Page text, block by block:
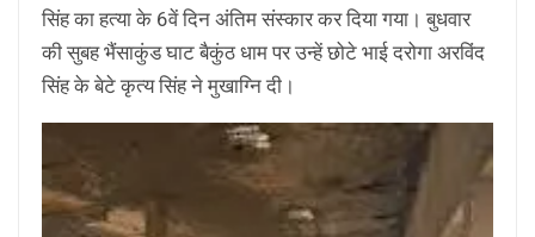
सिंह का हत्या के 6वें दिन अंतिम संस्कार कर दिया गया। बुधवार
की सुबह भैंसाकुंड घाट बैकुंठ धाम पर उन्हें छोटे भाई दरोगा अरविंद
सिंह के बेटे कृत्य सिंह ने मुखाग्नि दी।